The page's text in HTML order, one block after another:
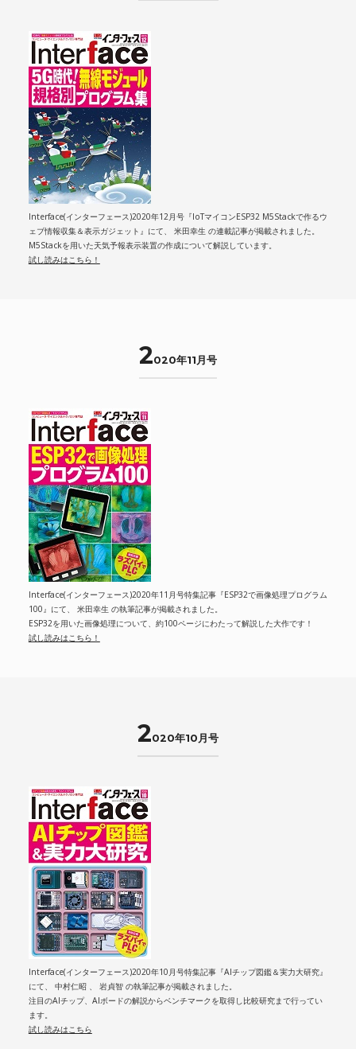
Interface(インターフェース)2020年12月号『IoTマイコンESP32 M5Stackで作るウ
ェブ情報収集＆表示ガジェット』にて、 米田幸生 の連載記事が掲載されました。
M5Stackを用いた天気予報表示装置の作成について解説しています。
試し読みはこちら！
2020年11月号
Interface(インターフェース)2020年11月号特集記事『ESP32で画像処理プログラム
100』にて、 米田幸生 の執筆記事が掲載されました。
ESP32を用いた画像処理について、約100ページにわたって解説した大作です！
試し読みはこちら！
2020年10月号
Interface(インターフェース)2020年10月号特集記事『AIチップ図鑑＆実力大研究』
にて、 中村仁昭 、 岩貞智 の執筆記事が掲載されました。
注目のAIチップ、AIボードの解説からベンチマークを取得し比較研究まで行ってい
ます。
試し読みはこちら